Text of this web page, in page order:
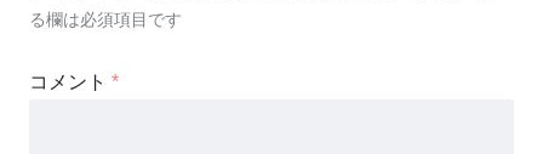
る欄は必須項目です
コメント *